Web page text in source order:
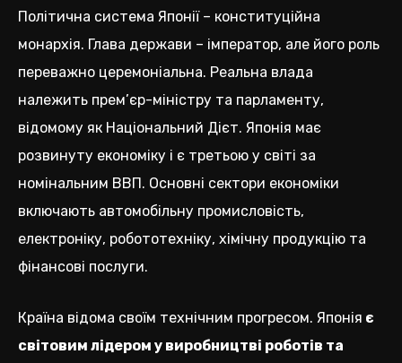
Політична система Японії – конституційна
монархія. Глава держави – імператор, але його роль
переважно церемоніальна. Реальна влада
належить прем’єр-міністру та парламенту,
відомому як Національний Дієт. Японія має
розвинуту економіку і є третьою у світі за
номінальним ВВП. Основні сектори економіки
включають автомобільну промисловість,
електроніку, робототехніку, хімічну продукцію та
фінансові послуги.
Країна відома своїм технічним прогресом. Японія є
світовим лідером у виробництві роботів та